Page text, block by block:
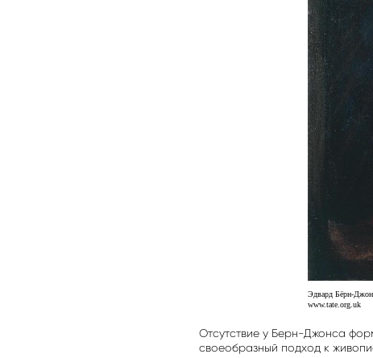
Эдвард Бёрн-
www.tate.org.uk
Отсутствие у Берн-Джонса
своеобразный подход к